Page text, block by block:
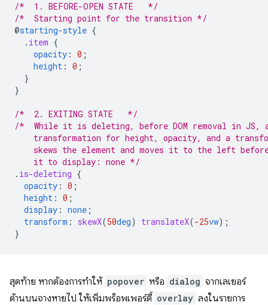
/*  1. BEFORE-OPEN STATE   */
/*  Starting point for the transition */
@starting-style {
. item {
opacity : 0 ;
height : 0 ;
}
}
/*  2. EXITING STATE   */
/*  While it is deleting, before DOM removal in JS,
transformation for height, opacity, and a
skews the element and moves it to the left
    it to display: none */
. is-deleting {
opacity : 0 ;
height : 0 ;
display : none ;
transform : skewX(50deg) translateX(-25vw);
}
สุดท้าย หากต้องการทำให้ popover หรือ dialog จากเลเยอร์
ด้านบนจางหายไป ให้เพิ่มพร็อพเพอร์ตี้ overlay ลงในรายการ